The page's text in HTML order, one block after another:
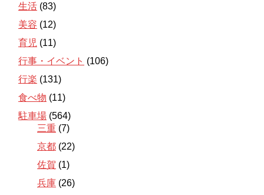
生活 (83)
美容 (12)
育児 (11)
行事・イベント (106)
行楽 (131)
食べ物 (11)
駐車場 (564)
三重 (7)
京都 (22)
佐賀 (1)
兵庫 (26)